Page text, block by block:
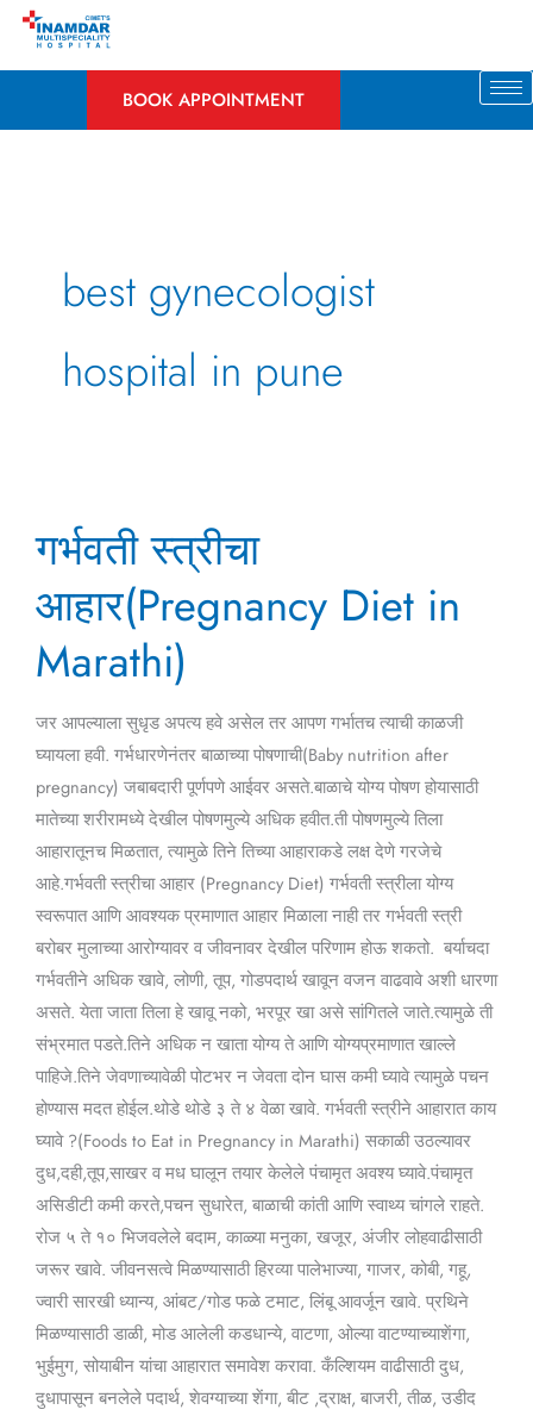
Skip
BOOK APPOINTMENT
best gynecologist
hospital in pune
गर्भवती स्त्रीचा
आहार(Pregnancy Diet in
Marathi)
जर आपल्याला सुधृड अपत्य हवे असेल तर आपण गर्भातच त्याची काळजी
घ्यायला हवी. गर्भधारणेनंतर बाळाच्या पोषणाची(Baby nutrition after
pregnancy) जबाबदारी पूर्णपणे आईवर असते.बाळाचे योग्य पोषण होयासाठी
मातेच्या शरीरामध्ये देखील पोषणमुल्ये अधिक हवीत.ती पोषणमुल्ये तिला
आहारातूनच मिळतात, त्यामुळे तिने तिच्या आहाराकडे लक्ष देणे गरजेचे
आहे.गर्भवती स्त्रीचा आहार (Pregnancy Diet) गर्भवती स्त्रीला योग्य
स्वरूपात आणि आवश्यक प्रमाणात आहार मिळाला नाही तर गर्भवती स्त्री
बरोबर मुलाच्या आरोग्यावर व जीवनावर देखील परिणाम होऊ शकतो. बर्याचदा
गर्भवतीने अधिक खावे, लोणी, तूप, गोडपदार्थ खावून वजन वाढवावे अशी धारणा
असते. येता जाता तिला हे खावू नको, भरपूर खा असे सांगितले जाते.त्यामुळे ती
संभ्रमात पडते.तिने अधिक न खाता योग्य ते आणि योग्यप्रमाणात खाल्ले
पाहिजे.तिने जेवणाच्यावेळी पोटभर न जेवता दोन घास कमी घ्यावे त्यामुळे पचन
होण्यास मदत होईल.थोडे थोडे ३ ते ४ वेळा खावे. गर्भवती स्त्रीने आहारात काय
घ्यावे ?(Foods to Eat in Pregnancy in Marathi) सकाळी उठल्यावर
दुध,दही,तूप,साखर व मध घालून तयार केलेले पंचामृत अवश्य घ्यावे.पंचामृत
असिडीटी कमी करते,पचन सुधारेत, बाळाची कांती आणि स्वाथ्य चांगले राहते.
रोज ५ ते १० भिजवलेले बदाम, काळ्या मनुका, खजूर, अंजीर लोहवाढीसाठी
जरूर खावे. जीवनसत्वे मिळण्यासाठी हिरव्या पालेभाज्या, गाजर, कोबी, गहू,
ज्वारी सारखी ध्यान्य, आंबट/गोड फळे टमाट, लिंबू आवर्जून खावे. प्रथिने
मिळण्यासाठी डाळी, मोड आलेली कडधान्ये, वाटणा, ओल्या वाटण्याच्याशेंगा,
भुईमुग, सोयाबीन यांचा आहारात समावेश करावा. कँल्शियम वाढीसाठी दुध,
दुधापासून बनलेले पदार्थ, शेवग्याच्या शेंगा, बीट ,द्राक्ष, बाजरी, तीळ, उडीद
स्त्रीचा
Diet
in
Marathi)